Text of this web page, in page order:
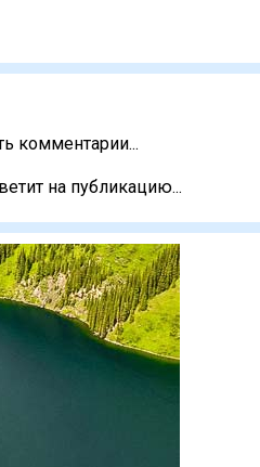
комментарии...
на публикацию...